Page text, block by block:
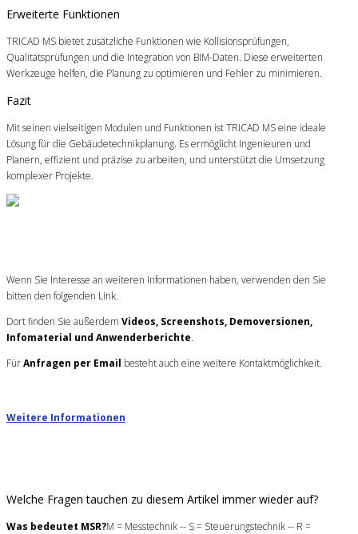
Erweiterte Funktionen
TRICAD MS bietet zusätzliche Funktionen wie Kollisionsprüfungen,
Qualitätsprüfungen und die Integration von BIM-Daten. Diese erweiterten
Werkzeuge helfen, die Planung zu optimieren und Fehler zu minimieren.
Fazit
Mit seinen vielseitigen Modulen und Funktionen ist TRICAD MS eine ideale
Lösung für die Gebäudetechnikplanung. Es ermöglicht Ingenieuren und
Planern, effizient und präzise zu arbeiten, und unterstützt die Umsetzung
komplexer Projekte.
Wenn Sie Interesse an weiteren Informationen haben, verwenden den Sie
bitten den folgenden Link.
Dort finden Sie außerdem Videos, Screenshots, Demoversionen,
Infomaterial und Anwenderberichte.
FürAnfragen per Email besteht auch eine weitere Kontaktmöglichkeit.
Weitere Informationen
Welche Fragen tauchen zu diesem Artikel immer wieder auf?
Was bedeutet MSR?M = Messtechnik -- S = Steuerungstechnik -- R =